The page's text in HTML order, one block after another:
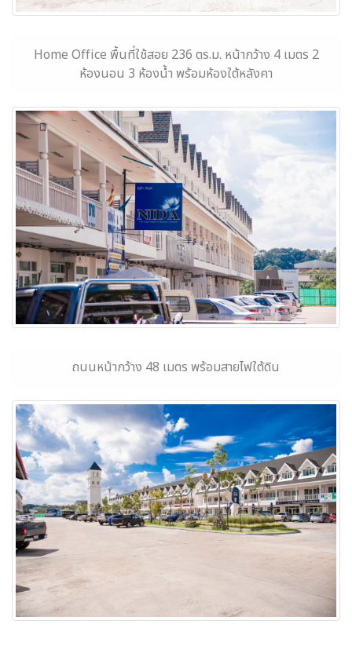
Home Office พื้นที่ใช้สอย 236 ตร.ม. หน้ากว้าง 4 เมตร 2
ห้องนอน 3 ห้องน้ำ พร้อมห้องใต้หลังคา
ถนนหน้ากว้าง 48 เมตร พร้อมสายไฟใต้ดิน